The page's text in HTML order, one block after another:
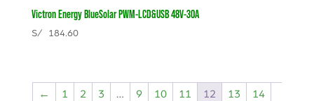
Victron Energy BlueSolar PWM-LCD&USB 48V-30A
S/184.60
← 1 2 3 … 9 10 11 12 13
14